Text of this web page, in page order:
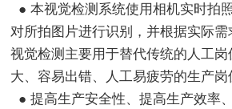
● 本视觉检测系统使用相机实时拍
对所拍图片进行识别，并根据实际需
视觉检测主要用于替代传统的人工
大、容易出错、人工易疲劳的生产岗
● 提高生产安全性、提高生产效率